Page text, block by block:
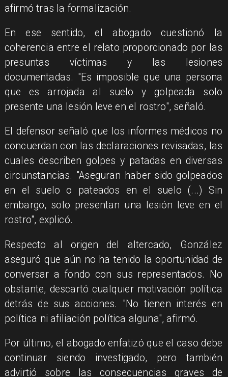
afirmó tras la formalización.
En ese sentido, el abogado cuestionó la
coherencia entre el relato proporcionado por las
presuntas víctimas y las lesiones
documentadas. "Es imposible que una persona
que es arrojada al suelo y golpeada solo
presente una lesión leve en el rostro", señaló.
El defensor señaló que los informes médicos no
concuerdan con las declaraciones revisadas, las
cuales describen golpes y patadas en diversas
circunstancias. "Aseguran haber sido golpeados
en el suelo o pateados en el suelo (...) Sin
embargo, solo presentan una lesión leve en el
rostro", explicó.
Respecto al origen del altercado, González
aseguró que aún no ha tenido la oportunidad de
conversar a fondo con sus representados. No
obstante, descartó cualquier motivación política
detrás de sus acciones. "No tienen interés en
política ni afiliación política alguna", afirmó.
Por último, el abogado enfatizó que el caso debe
continuar siendo investigado, pero también
advirtió sobre las consecuencias graves de